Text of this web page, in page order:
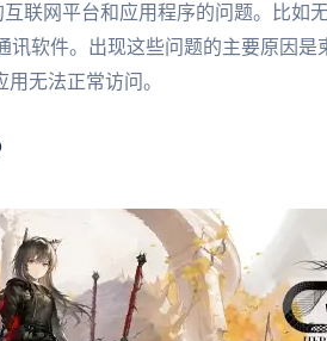
联网平台和应用程序的问题。比如
讯软件。出现这些问题的主要原因是
无法正常访问。